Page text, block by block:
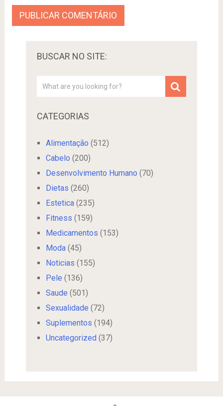
BUSCAR NO SITE:
CATEGORIAS
Alimentação (512)
Cabelo (200)
Desenvolvimento Humano (70)
Dietas (260)
Estetica(235)
Fitness (159)
Medicamentos (153)
Moda(45)
Noticias (155)
Pele (136)
Saude (501)
Sexualidade (72)
Suplementos (194)
Uncategorized (37)